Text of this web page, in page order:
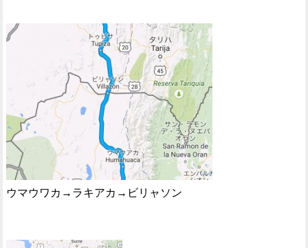
ウマウワカ→ラキアカ→ビリャソン